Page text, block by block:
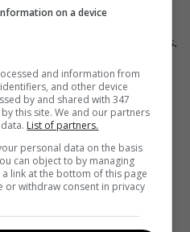
y Thomas Lemar comenzó
formaban parte de la
Mundo de la FIFA de
Les Bleus.
Madrid y han llevado su
pasándoselo bien dentro y
on a device
and information from
and other device
by and shared with 347
this site. We and our partners
List of partners.
personal data on the basis
can object to by managing
link at the bottom of this page
or withdraw consent in privacy